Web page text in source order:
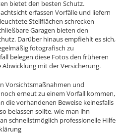
bietet den besten Schutz.
erfassen Vorfälle und liefern
Stellflächen schrecken
Garagen bieten den
Darüber hinaus empfiehlt es sich,
fotografisch zu
belegen diese Fotos den früheren
mit der Versicherung.
Vorsichtsmaßnahmen und
erneut zu einem Vorfall kommen,
die vorhandenen Beweise keinesfalls
belassen sollte, wie man ihn
schnellstmöglich professionelle Hilfe